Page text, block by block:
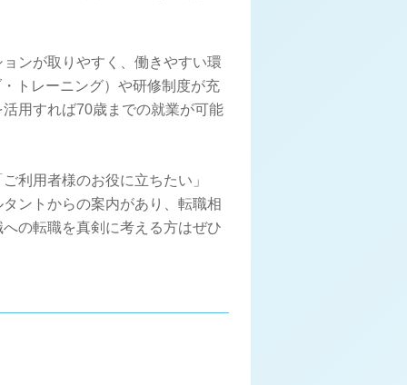
ンが取りやすく、働きやすい環
トレーニング）や研修制度が充
用すれば70歳までの就業が可能
利用者様のお役に立ちたい」
ントからの案内があり、転職相
の転職を真剣に考える方はぜひ